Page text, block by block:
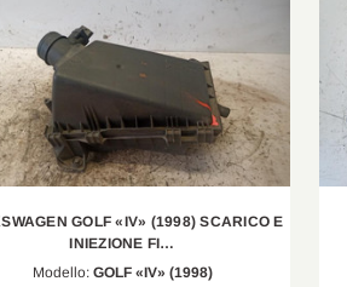
GOLF «IV» (1998) SCARICO E
INIEZIONE FI…
Modello: GOLF «IV» (1998)